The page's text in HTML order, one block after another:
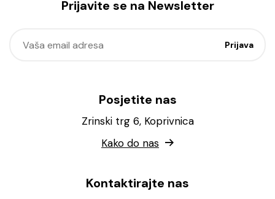
Prijavite se na Newsletter
Posjetite nas
Zrinski trg 6, Koprivnica
Kako do nas
Kontaktirajte nas